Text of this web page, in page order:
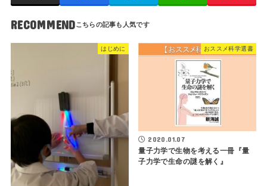
RECOMMEND
はじめに おススメ科学選書
2020.01.07
量子力学で生物を考える一冊『量
子力学で生命の謎を解く』